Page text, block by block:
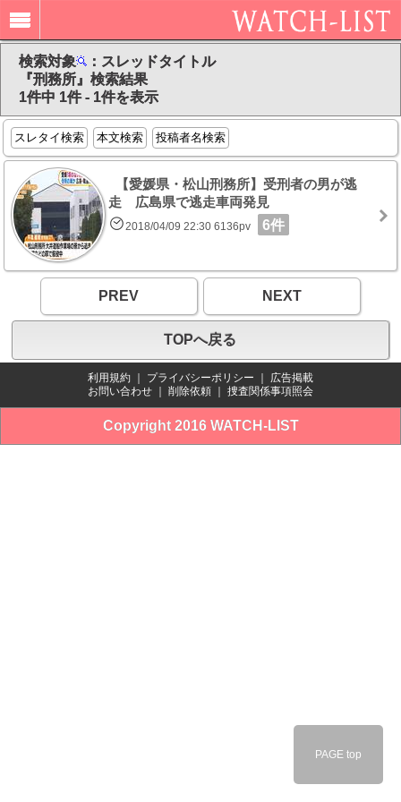
検索対象
：スレッドタイトル
『刑務所』検索結果
1件中 1件 - 1件を表示
スレタイ検索 本文検索 投稿者名検索
【愛媛県・松山刑務所】受刑者の男が逃
走 広島県で逃走車両発見
2018/04/09 22:30 6136pv 6件
PREV NEXT
TOPへ戻る
利用規約 プライバシーポリシー
広告掲載
お問い合わせ
削除依頼 捜査関係事項照会
Copyright 2016 WATCH-LIST
PAGE top